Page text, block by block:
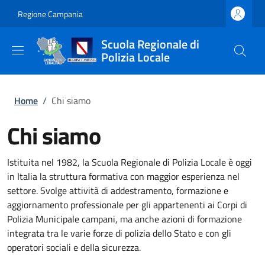
Regione Campania
Scuola Regionale di
Polizia Locale
Briciole di pane
Home / Chi siamo
Chi siamo
Istituita nel 1982, la Scuola Regionale di Polizia Locale è oggi
in Italia la struttura formativa con maggior esperienza nel
settore. Svolge attività di addestramento, formazione e
aggiornamento professionale per gli appartenenti ai Corpi di
Polizia Municipale campani, ma anche azioni di formazione
integrata tra le varie forze di polizia dello Stato e con gli
operatori sociali e della sicurezza.